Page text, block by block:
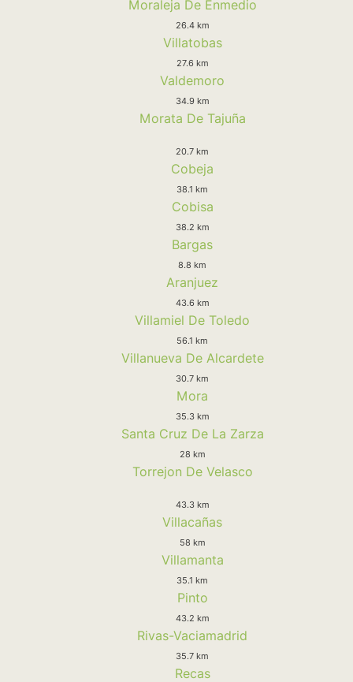
Moraleja De Enmedio
26.4 km
Villatobas
27.6 km
Valdemoro
34.9 km
Morata De Tajuña
20.7 km
Cobeja
38.1 km
Cobisa
38.2 km
Bargas
8.8 km
Aranjuez
43.6 km
Villamiel De Toledo
56.1 km
Villanueva De Alcardete
30.7 km
Mora
35.3 km
Santa Cruz De La Zarza
28 km
Torrejon De Velasco
43.3 km
Villacañas
58 km
Villamanta
35.1 km
Pinto
43.2 km
Rivas-Vaciamadrid
35.7 km
Recas